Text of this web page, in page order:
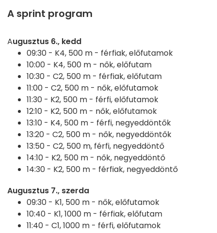
A sprint program
Augusztus 6., kedd
09:30 - K4, 500 m - férfiak, előfutamok
10:00 - K4, 500 m - nők, előfutam
10:30 - C2, 500 m - férfiak, előfutam
11:00 - C2, 500 m - nők, előfutamok
11:30 - K2, 500 m - férfi, előfutamok
12:10 - K2, 500 m - nők, előfutamok
13:10 - K4, 500 m - férfi, negyeddöntők
13:20 - C2, 500 m - nők, negyeddöntők
13:50 - C2, 500 m, férfi, negyeddöntő
14:10 - K2, 500 m - nők, negyeddöntő
14:30 - K2, 500 m - férfiak, negyeddöntő
Augusztus 7., szerda
09:30 - K1, 500 m - nők, előfutamok
10:40 - K1, 1000 m - férfiak, előfutam
11:40 - C1, 1000 m - férfi, előfutamok